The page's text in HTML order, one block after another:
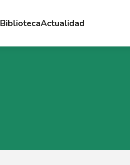
BibliotecaActualidad